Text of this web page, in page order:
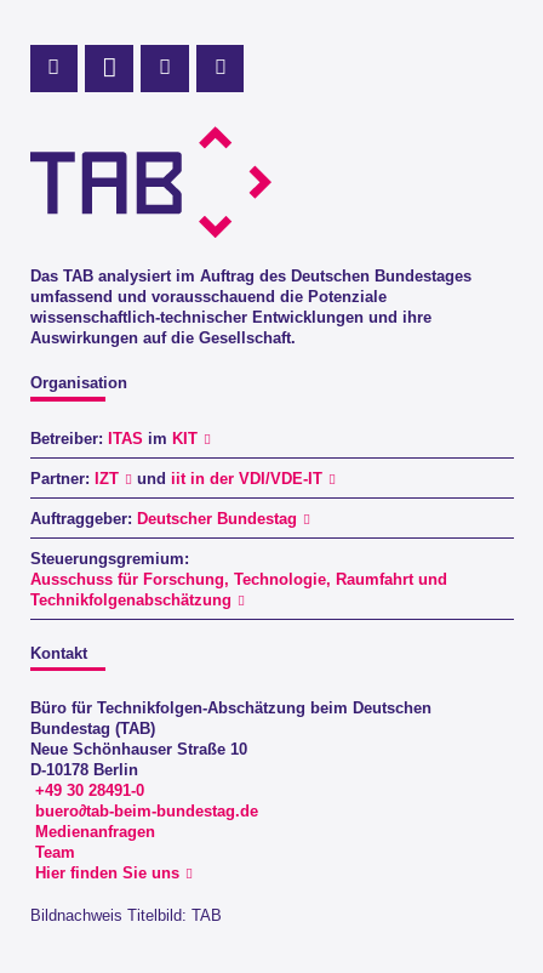
Das TAB analysiert im Auftrag des Deutschen Bundestages
umfassend und vorausschauend die Potenziale
wissenschaftlich-technischer Entwicklungen und ihre
Auswirkungen auf die Gesellschaft.
Organisation
Betreiber: ITAS im KIT
Partner: IZT und iit in der VDI/VDE-IT
Auftraggeber: Deutscher Bundestag
Steuerungsgremium:
Ausschuss für Forschung, Technologie, Raumfahrt und
Technikfolgenabschätzung
Kontakt
Büro für Technikfolgen-Abschätzung beim Deutschen
Bundestag (TAB)
Neue Schönhauser Straße 10
D-10178 Berlin
+49 30 28491-0
buero∂tab-beim-bundestag.de
Medienanfragen
Team
Hier finden Sie uns
Profil Mastodon
LinkedIn Profil
Instagram Profil
Youtube Profil
Bildnachweis Titelbild: TAB